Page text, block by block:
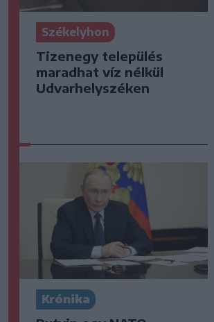
Székelyhon
Tizenegy település
maradhat víz nélkül
Udvarhelyszéken
Krónika